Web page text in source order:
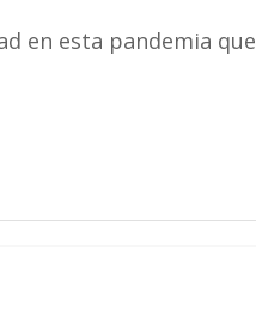
en esta pandemia que